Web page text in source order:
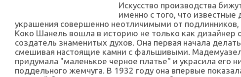
Искусство производства
именно с того, что
украшения совершенно неотличимыми от
Коко Шанель вошла в историю не только как дизайнер
создатель знаменитых духов. Она первая начала
смешивая настоящие камни с фальшивыми.
придумала "маленькое черное платье" и украсила его
поддельного жемчуга. В 1932 году она впервые